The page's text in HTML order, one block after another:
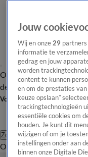
OverzichtAfleveringen
de redactieNieuwsbrief
Volg Shownieuws
Zoeken
OverzichtEntertainment
Jouw
Wij en onze 29
informatie te
gedrag en jouw
worden
content te kunnen
en om de prestaties
keuze opslaan”
trackingtechnologieën
essentiële cookies om
houden. Je kunt dit
wijzigen of om je
instellingen onder aan
binnen onze Digitale